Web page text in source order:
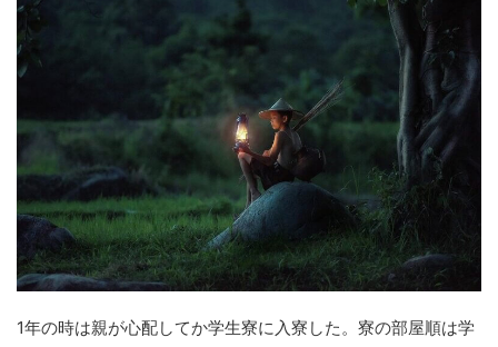
1年の時は親が心配してか学生寮に入寮した。寮の部屋順は学